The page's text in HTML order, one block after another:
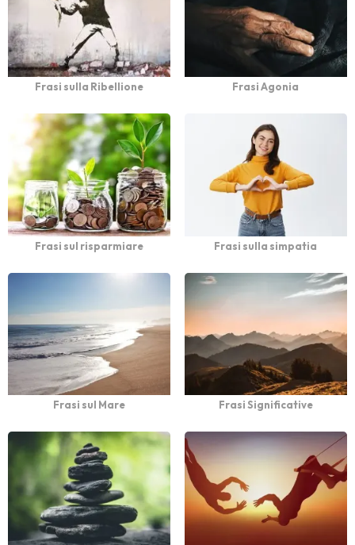
Frasi sulla Ribellione Frasi Agonia
Frasi sul risparmiare Frasi sulla simpatia
Frasi sul Mare Frasi Significative